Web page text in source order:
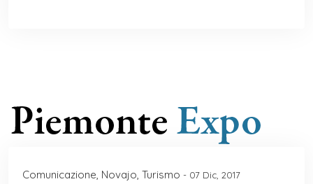
Comunicazione, Novajo, Turismo - 07 Dic, 2017